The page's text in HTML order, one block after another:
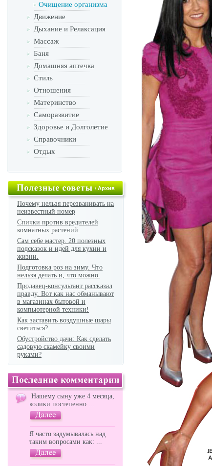
Очищение организма
Движение
Дыхание и Релаксация
Массаж
Баня
Домашняя аптечка
Стиль
Отношения
Материнство
Саморазвитие
Здоровье и Долголетие
Справочники
Отдых
/Архив
Почему нельзя перезванивать на
неизвестный номер
Спички против вредителей
комнатных растений.
Сам себе мастер. 20 полезных
подсказок и идей для кухни и
жизни.
Подготовка роз на зиму. Что
нельзя делать и, что можно.
Продавец-консультант рассказал
правду. Вот как нас обманывают
в магазинах бытовой и
компьютерной техники!
Как заставить воздушные шары
светиться?
Обустройство дачи: Как сделать
садовую скамейку своими
руками?
Нашему сыну уже 4 месяца,
колики постепенно ...
Я часто задумывалась над
таким вопросами как: ...